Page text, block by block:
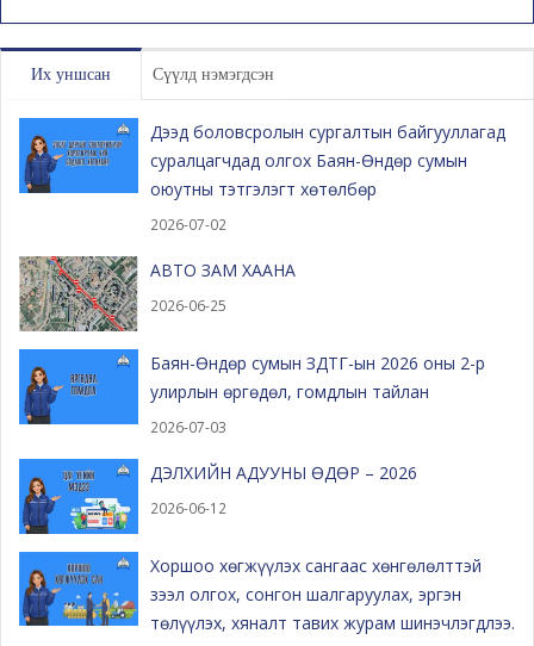
Их уншсан Сүүлд нэмэгдсэн
Дээд боловсролын сургалтын байгууллагад
суралцагчдад олгох Баян-Өндөр сумын
оюутны тэтгэлэгт хөтөлбөр
2026-07-02
АВТО ЗАМ ХААНА
2026-06-25
Баян-Өндөр сумын ЗДТГ-ын 2026 оны 2-р
улирлын өргөдөл, гомдлын тайлан
2026-07-03
ДЭЛХИЙН АДУУНЫ ӨДӨР – 2026
2026-06-12
Хоршоо хөгжүүлэх сангаас хөнгөлөлттэй
зээл олгох, сонгон шалгаруулах, эргэн
төлүүлэх, хяналт тавих журам шинэчлэгдлээ.